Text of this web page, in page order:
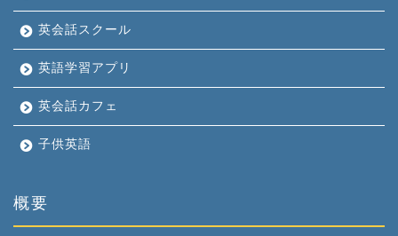
英会話スクール
英語学習アプリ
英会話カフェ
子供英語
概要